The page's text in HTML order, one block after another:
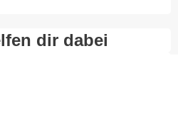
dir dabei